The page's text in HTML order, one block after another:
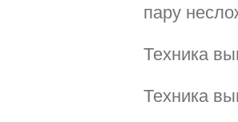
пару
Техника
Техника